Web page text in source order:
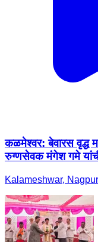
कळमेश्वर: बेवारस वृद्ध
रुग्णसेवक मंगेश गमे
Kalameshwar,